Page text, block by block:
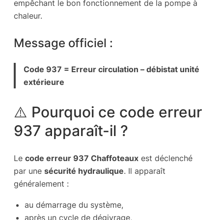
empêchant le bon fonctionnement de la pompe à
chaleur.
Message officiel :
Code 937 = Erreur circulation – débistat unité
extérieure
⚠️ Pourquoi ce code erreur
937 apparaît-il ?
Le code erreur 937 Chaffoteaux est déclenché
par une sécurité hydraulique. Il apparaît
généralement :
au démarrage du système,
après un cycle de dégivrage,